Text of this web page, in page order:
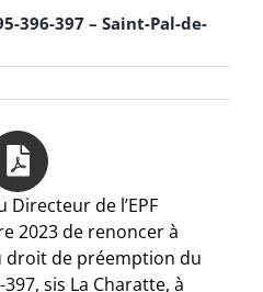
396-397 – Saint-Pal-de-
de l’EPF
2023 de renoncer à
droit de préemption du
sis La Charatte, à